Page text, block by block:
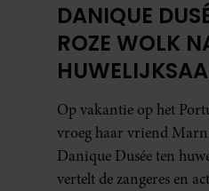
DANIQUE
ROZE WOLK
Op vakantie op het
vroeg haar vriend
Danique Dusée ten
vertelt de zangeres en